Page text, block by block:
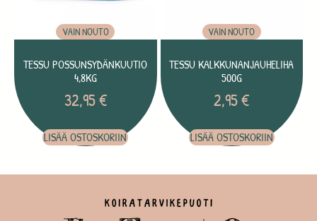
VAIN NOUTO
TESSU POSSUNSYDÄNKUUTIO
4,8KG
32,95€
LISÄÄ OSTOSKORIIN
VAIN NOUTO
TESSU KALKKUNANJAUHELIHA
500G
2,95€
LISÄÄ OSTOSKORIIN